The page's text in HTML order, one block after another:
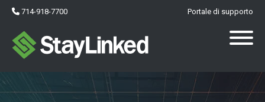
714-918-7700 Portale di supporto